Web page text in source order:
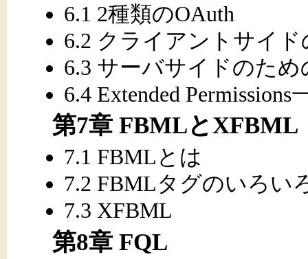
6.1 2種類のOAuth
6.2 クライアントサイ
6.3 サーバサイドのため
6.4 Extended Permissions
第7章 FBMLとXFBML
7.1 FBMLとは
7.2 FBMLタグのいろい
7.3 XFBML
第8章 FQL